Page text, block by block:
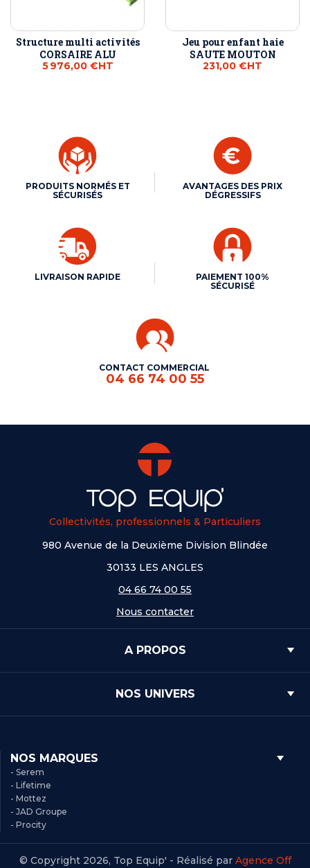
Structure multi activités
CORSAIRE ALU
5 976,00 €HT
Jeu pour enfant haie
SAUTE MOUTON
231,00 €HT
PRODUITS NORMÉS ET
SÉCURISÉS
AVANTAGES DES PRIX
DÉGRESSIFS
LIVRAISON RAPIDE
PAIEMENT 100%
SÉCURISÉ
CONTACT COMMERCIAL
04 66 74 00 55
Collectivités, professionnels & Particuliers
980 Avenue de la Deuxième Division Blindée
30133 LES ANGLES
04 66 74 00 55
Nous contacter
A PROPOS
NOS UNIVERS
NOS MARQUES
- Serem
- Lifetime
- Mottez
- JAD Groupe
- Procity
© Copyright 2026, Top Equip' - Réalisé par Agence Off